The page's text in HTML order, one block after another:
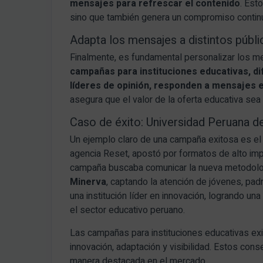
mensajes para refrescar el contenido.
sino que también genera un compromiso
Adapta los mensajes a distintos
Finalmente, es fundamental personalizar los
campañas para instituciones educativas,
líderes de opinión, responden a mensajes
asegura que el valor de la oferta educativa
Caso de éxito: Universidad Peruana
Un ejemplo claro de una campaña exitosa es
agencia Reset, apostó por formatos de alto
campaña buscaba comunicar la nueva
Minerva, captando la atención de jóvenes,
una institución líder en innovación, logrando
el sector educativo peruano.
Las campañas para instituciones educativas
innovación, adaptación y visibilidad. Estos